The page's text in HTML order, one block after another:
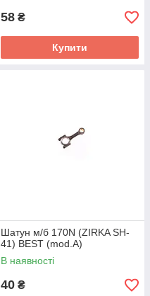
58 ₴
Купити
Шатун м/б 170N (ZIRKA SH-
41) BEST (mod.A)
В наявності
40 ₴